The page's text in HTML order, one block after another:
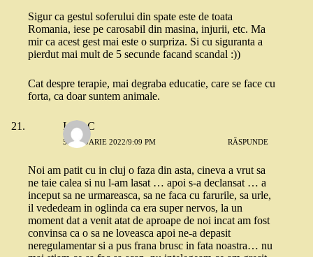
Sigur ca gestul soferului din spate este de toata
Romania, iese pe carosabil din masina, injurii, etc. Ma
mir ca acest gest mai este o surpriza. Si cu siguranta a
pierdut mai mult de 5 secunde facand scandal :))
Cat despre terapie, mai degraba educatie, care se face cu
forta, ca doar suntem animale.
IoanaC
5 IANUARIE 2022/9:09 PM RĂSPUNDE
Noi am patit cu in cluj o faza din asta, cineva a vrut sa
ne taie calea si nu l-am lasat … apoi s-a declansat … a
inceput sa ne urmareasca, sa ne faca cu farurile, sa urle,
il vededeam in oglinda ca era super nervos, la un
moment dat a venit atat de aproape de noi incat am fost
convinsa ca o sa ne loveasca apoi ne-a depasit
neregulamentar si a pus frana brusc in fata noastra… nu